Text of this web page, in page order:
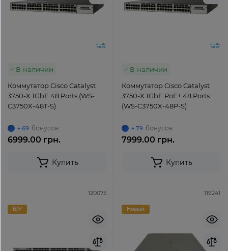
В наличии
Коммутатор Cisco Catalyst
3750-X 1GbE 48 Ports (WS-
C3750X-48T-S)
+ 69 бонусов
6999.00 грн.
Купить
В наличии
Коммутатор Cisco Catalyst
3750-X 1GbE PoE+ 48 Ports
(WS-C3750X-48P-S)
+ 79 бонусов
7999.00 грн.
Купить
120075
Б/У
119241
Новый